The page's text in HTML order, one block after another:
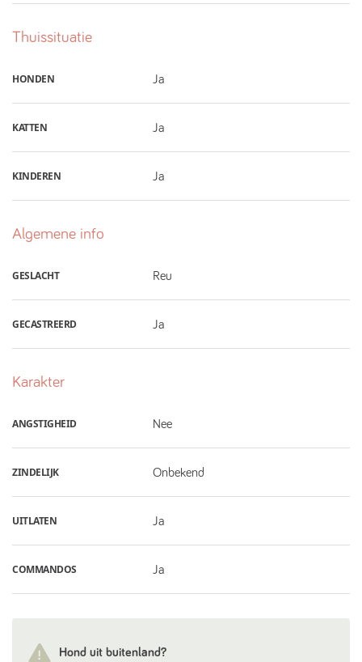
Thuissituatie
HONDEN Ja
KATTEN Ja
KINDEREN Ja
Algemene info
GESLACHT Reu
GECASTREERD Ja
Karakter
ANGSTIGHEID Nee
ZINDELIJK Onbekend
UITLATEN Ja
COMMANDOS Ja
Hond uit buitenland?